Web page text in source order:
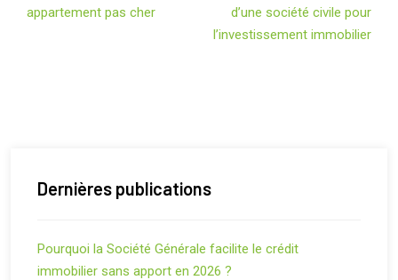
appartement pas cher
d’une société civile pour
l’investissement immobilier
Dernières publications
Pourquoi la Société Générale facilite le crédit
immobilier sans apport en 2026 ?